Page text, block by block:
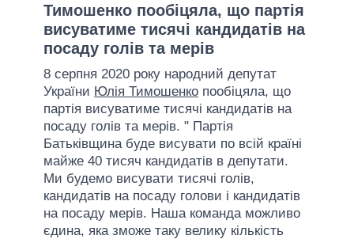
Тимошенко пообіцяла, що партія
висуватиме тисячі кандидатів на
посаду голів та мерів
8 серпня 2020 року народний депутат
України Юлія Тимошенко пообіцяла, що
партія висуватиме тисячі кандидатів на
посаду голів та мерів. " Партія
Батьківщина буде висувати по всій країні
майже 40 тисяч кандидатів в депутати.
Ми будемо висувати тисячі голів,
кандидатів на посаду голови і кандидатів
на посаду мерів. Наша команда можливо
єдина, яка зможе таку велику кількість